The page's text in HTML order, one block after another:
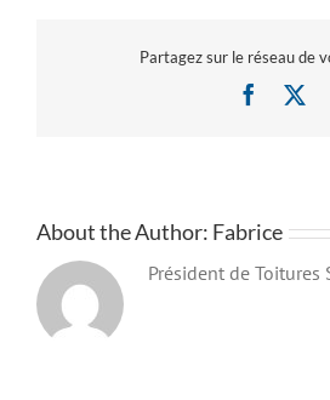
Partagez sur le réseau de
About the Author: Fabrice
Président de Toitures